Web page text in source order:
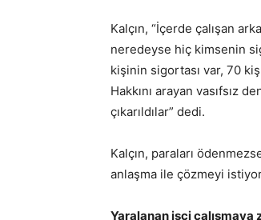
Kalçın, “İçerde çalışan
neredeyse hiç kimsenin
kişinin sigortası var, 70
Hakkını arayan vasıfsız
çıkarıldılar” dedi.
Kalçın, paraları
anlaşma ile çözmeyi
Yaralanan işçi çalışmaya